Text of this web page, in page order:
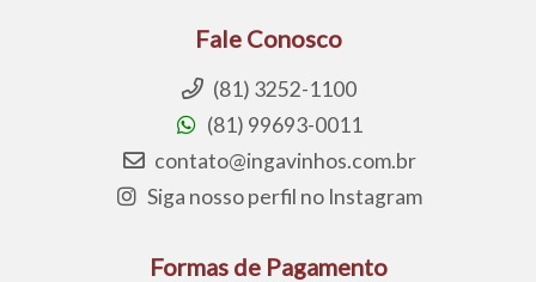
Fale Conosco
(81) 3252-1100
(81) 99693-0011
contato@ingavinhos.com.br
Siga nosso perfil no Instagram
Formas de Pagamento